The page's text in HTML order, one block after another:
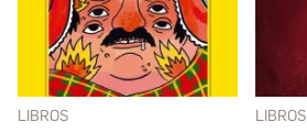
LIBROS LIBROS